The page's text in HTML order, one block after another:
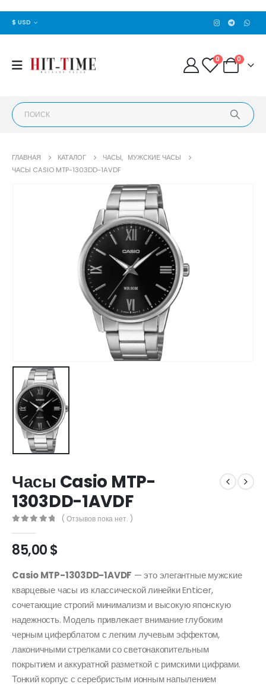
$ USD
0 0
ГЛАВНАЯ КАТАЛОГ ЧАСЫ, МУЖСКИЕ ЧАСЫ
ЧАСЫ CASIO MTP-1303DD-1AVDF
Часы Casio MTP-
1303DD-1AVDF
( Отзывов пока нет. )
85,00$
Casio MTP-1303DD-1AVDF — это элегантные мужские
кварцевые часы из классической линейки Enticer,
сочетающие строгий минимализм и высокую японскую
надежность. Модель привлекает внимание глубоким
черным циферблатом с легким лучевым эффектом,
лаконичными стрелками со светонакопительным
покрытием и аккуратной разметкой с римскими цифрами.
Тонкий корпус с серебристым ионным напылением